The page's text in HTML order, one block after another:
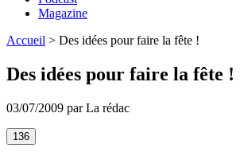
Magazine
Accueil > Des idées pour faire la fête !
Des idées pour faire la fête !
03/07/2009 par La rédac
136